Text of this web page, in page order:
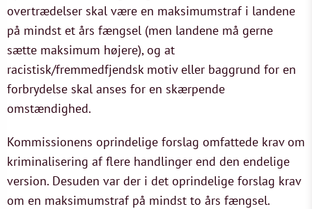
overtrædelser skal være en maksimumstraf i landene
på mindst et års fængsel (men landene må gerne
sætte maksimum højere), og at
racistisk/fremmedfjendsk motiv eller baggrund for en
forbrydelse skal anses for en skærpende
omstændighed.
Kommissionens oprindelige forslag omfattede krav om
kriminalisering af flere handlinger end den endelige
version. Desuden var der i det oprindelige forslag krav
om en maksimumstraf på mindst to års fængsel.